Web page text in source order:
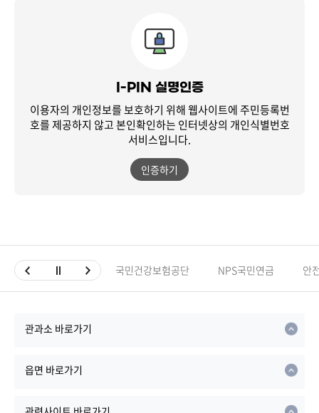
I-PIN 실명인증
이용자의 개인정보를 보호하기 위해 웹사이트에 주민등록번
호를 제공하지 않고본인확인하는 인터넷상의 개인식별번호
서비스입니다.
인증하기
국민건강보험공단 NPS국민연금 안
관과소 바로가기
읍면 바로가기